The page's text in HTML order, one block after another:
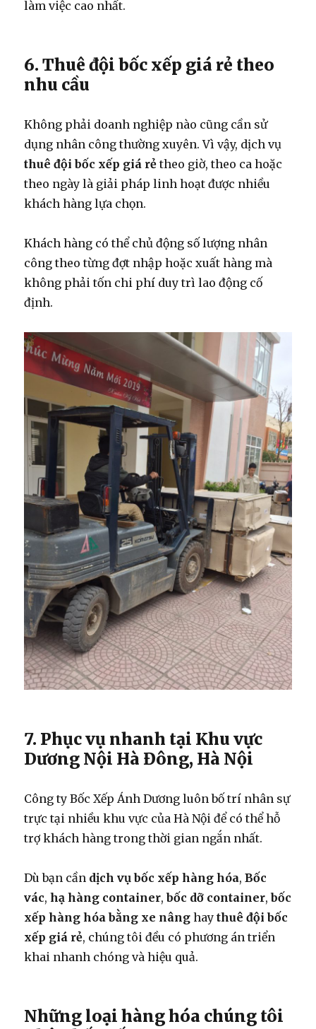
làm việc cao nhất.
6. Thuê đội bốc xếp giá rẻ theo
nhu cầu
Không phải doanh nghiệp nào cũng cần sử
dụng nhân công thường xuyên. Vì vậy, dịch vụ
thuê đội bốc xếp giá rẻ theo giờ, theo ca hoặc
theo ngày là giải pháp linh hoạt được nhiều
khách hàng lựa chọn.
Khách hàng có thể chủ động số lượng nhân
công theo từng đợt nhập hoặc xuất hàng mà
không phải tốn chi phí duy trì lao động cố
định.
7. Phục vụ nhanh tại Khu vực
Dương Nội Hà Đông, Hà Nội
Công ty Bốc Xếp Ánh Dương luôn bố trí nhân sự
trực tại nhiều khu vực của Hà Nội để có thể hỗ
trợ khách hàng trong thời gian ngắn nhất.
Dù bạn cần dịch vụ bốc xếp hàng hóa,Bốc
vác,hạ hàng container,bốc dỡ container,bốc
xếp hàng hóa bằng xe nâng haythuê đội bốc
xếp giá rẻ, chúng tôi đều có phương án triển
khai nhanh chóng và hiệu quả.
Những loại hàng hóa chúng tôi